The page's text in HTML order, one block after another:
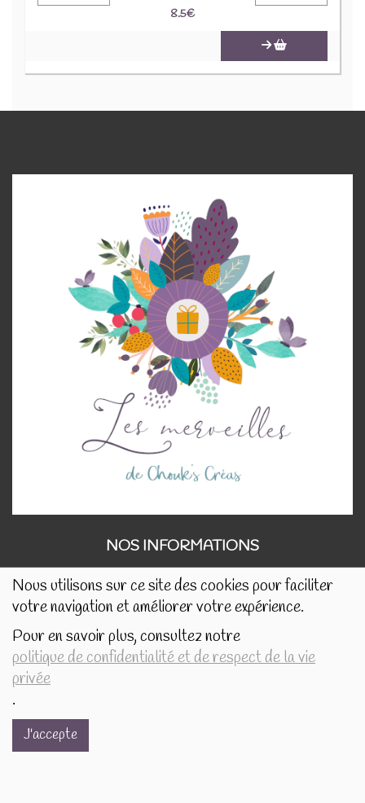
Nous utilisons sur ce site des cookies pour faciliter
votre navigation et améliorer votre expérience.
Pour en savoir plus, consultez notre
politique de confidentialité et de respect de la vie
privée
.
J'accepte
8.5€
NOS INFORMATIONS
Rue de Tournai 32B
7520 Templeuve
lescreasdechouks@gmail.com
+32.497.16.16.82